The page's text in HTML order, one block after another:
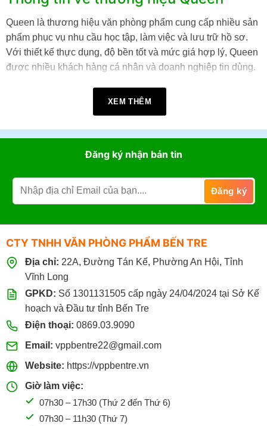
Queen là thương hiệu văn phòng phẩm cung cấp nhiều sản
phẩm phục vụ nhu cầu học tập, làm việc và lưu trữ hồ sơ.
Với thiết kế thực dụng, độ bền tốt và mức giá hợp lý, Queen
được nhiều khách hàng cá nhân và doanh nghiệp tin dùng.
Mua văn phòng phẩm Queen chính
VPP Bến Tre cung cấp đa dạng các sản phẩm Queen chính
nghiệp và cơ quan.
KHI MUA HÀNG TẠI VPP BẾN TRE, KHÁCH
HÀNG ĐƯỢC:
Cam kết hàng chính hãng.
Hỗ trợ đơn hàng số lượng lớn.
Xuất hóa đơn VAT đầy đủ.
XEM THÊM
Đăng ký nhận bản tin
CTY TNHH VĂN PHÒNG PHẨM BẾN TRE
Địa chỉ: 22A, Đường Tán Kế, Phường An Hội, Tỉnh
Vĩnh Long
GPKD: Số 1301131505 cấp ngày 24/04/2024 tại Sở Kế
hoạch và Đầu tư tỉnh Bến Tre
Điện thoại: 0869.03.9090
Email: vppbentre22@gmail.com
Website: https://vppbentre.vn
Giờ làm việc:
07h30 – 17h30 (Thứ 2 đến Thứ 6)
07h30 – 11h30 (Thứ 7)